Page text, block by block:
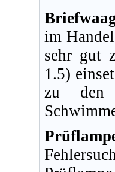
im
sehr gut
1.5)
zu den